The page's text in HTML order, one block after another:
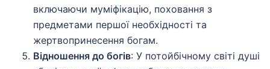
включаючи муміфікацію, поховання з
предметами першої необхідності та
жертвопринесення богам.
Відношення до богів: У потойбічному світі душі